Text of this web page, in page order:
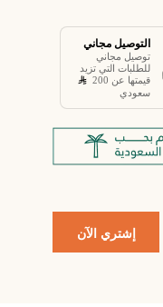
التوصيل مجاني
توصيل مجاني
للطلبات التي تزيد
قيمتها عن 200
سعودي
إشتري الآن